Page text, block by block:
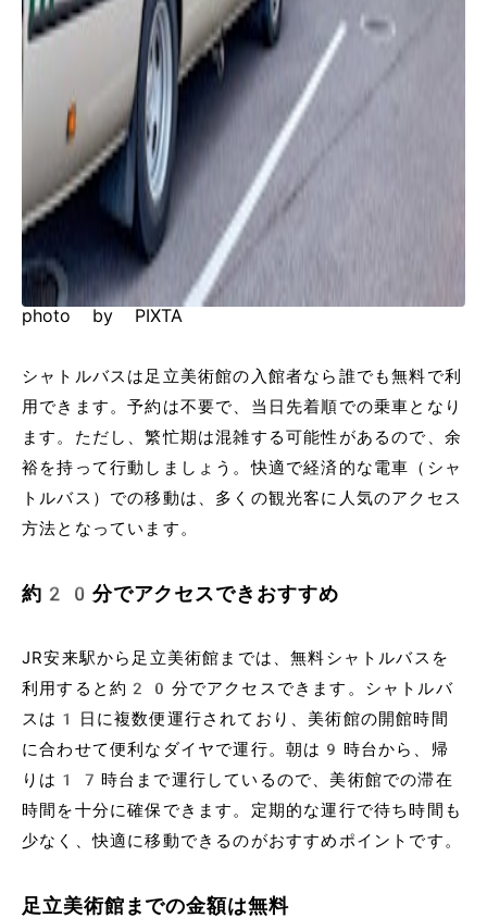
photo by PIXTA
シャトルバスは足立美術館の入館者なら誰でも無料で利
用できます。予約は不要で、当日先着順での乗車となり
ます。ただし、繁忙期は混雑する可能性があるので、余
裕を持って行動しましょう。快適で経済的な電車（シャ
トルバス）での移動は、多くの観光客に人気のアクセス
方法となっています。
約20分でアクセスできおすすめ
JR安来駅から足立美術館までは、無料シャトルバスを
利用すると約20分でアクセスできます。シャトルバ
スは1日に複数便運行されており、美術館の開館時間
に合わせて便利なダイヤで運行。朝は9時台から、帰
りは17時台まで運行しているので、美術館での滞在
時間を十分に確保できます。定期的な運行で待ち時間も
少なく、快適に移動できるのがおすすめポイントです。
足立美術館までの金額は無料